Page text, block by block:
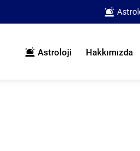
Astroloji Hakkımızda